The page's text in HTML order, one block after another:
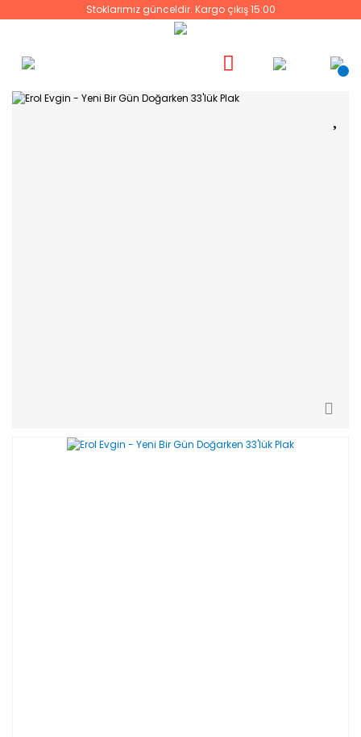
Stoklarımız günceldir. Kargo çıkış 15:00